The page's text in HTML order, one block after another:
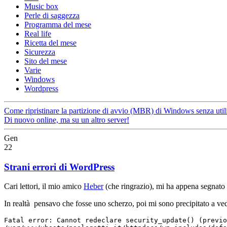
Music box
Perle di saggezza
Programma del mese
Real life
Ricetta del mese
Sicurezza
Sito del mese
Varie
Windows
Wordpress
Come ripristinare la partizione di avvio (MBR) di Windows senza
Di nuovo online, ma su un altro server!
Gen
22
Strani errori di WordPress
Cari lettori, il mio amico Heber(che ringrazio), mi ha appena
In realtà pensavo che fosse uno scherzo, poi mi sono precipitato a
Fatal error: Cannot redeclare security_update()